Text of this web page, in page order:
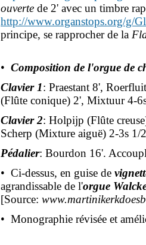
ouverte de 2' avec un timbre
http://www.organstops.org/g/
principe, se rapprocher de la
• Composition de l'orgue de
Clavier 1: Praestant 8',
(Flûte conique) 2', Mixtuur 4-
Clavier 2: Holpijp (Flûte
Scherp (Mixture aiguë) 2-3s 1/
Pédalier: Bourdon 16'.
• Ci-dessus, en guise de
agrandissable de l'orgue
[Source:
• Monographie révisée et